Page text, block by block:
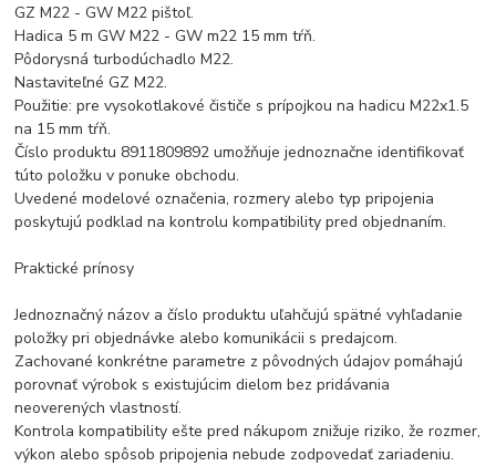
GZ M22 - GW M22 pištoľ.
Hadica 5 m GW M22 - GW m22 15 mm tŕň.
Pôdorysná turbodúchadlo M22.
Nastaviteľné GZ M22.
Použitie: pre vysokotlakové čističe s prípojkou na hadicu M22x1.5
na 15 mm tŕň.
Číslo produktu 8911809892 umožňuje jednoznačne identifikovať
túto položku v ponuke obchodu.
Uvedené modelové označenia, rozmery alebo typ pripojenia
poskytujú podklad na kontrolu kompatibility pred objednaním.
Praktické prínosy
Jednoznačný názov a číslo produktu uľahčujú spätné vyhľadanie
položky pri objednávke alebo komunikácii s predajcom.
Zachované konkrétne parametre z pôvodných údajov pomáhajú
porovnať výrobok s existujúcim dielom bez pridávania
neoverených vlastností.
Kontrola kompatibility ešte pred nákupom znižuje riziko, že rozmer,
výkon alebo spôsob pripojenia nebude zodpovedať zariadeniu.